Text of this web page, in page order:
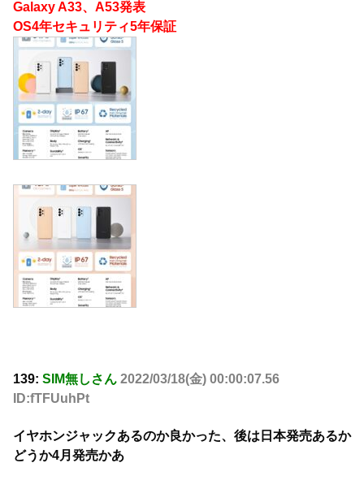
Galaxy A33、A53発表
OS4年セキュリティ5年保証
139: SIM無しさん 2022/03/18(金) 00:00:07.56
ID:fTFUuhPt
イヤホンジャックあるのか良かった、後は日本発売あるか
どうか4月発売かあ